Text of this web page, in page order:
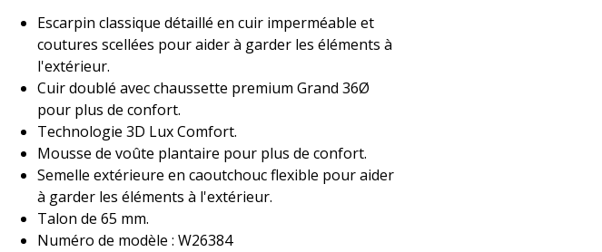
Escarpin classique détaillé en cuir imperméable et
coutures scellées pour aider à garder les éléments à
l'extérieur.
Cuir doublé avec chaussette premium Grand 36Ø
pour plus de confort.
Technologie 3D Lux Comfort.
Mousse de voûte plantaire pour plus de confort.
Semelle extérieure en caoutchouc flexible pour aider
à garder les éléments à l'extérieur.
Talon de 65 mm.
Numéro de modèle : W26384